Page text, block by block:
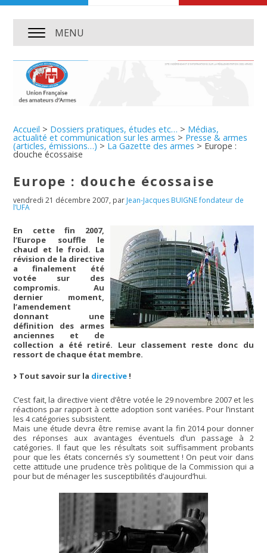
MENU
Accueil > Dossiers pratiques, études etc… > Médias,
actualité et communication sur les armes > Presse & armes
(articles, émissions…) > La Gazette des armes > Europe :
douche écossaise
Europe : douche écossaise
vendredi 21 décembre 2007, par Jean-Jacques BUIGNE fondateur de
l’UFA
En cette fin 2007,
l’Europe souffle le
chaud et le froid. La
révision de la directive
a finalement été
votée sur des
compromis. Au
dernier moment,
l’amendement
donnant une
définition des armes
anciennes et de
collection a été retiré. Leur classement reste donc du
ressort de chaque état membre.
Tout savoir sur la directive !
C’est fait, la directive vient d’être votée le 29 novembre 2007 et les
réactions par rapport à cette adoption sont variées. Pour l’instant
les 4 catégories subsistent.
Mais une étude devra être remise avant la fin 2014 pour donner
des réponses aux avantages éventuels d’un passage à 2
catégories. Il faut que les résultats soit suffisamment probants
pour que les états concernés s’y soumettent ! On peut voir dans
cette attitude une prudence très politique de la Commission qui a
pour but de ménager les susceptibilités d’aujourd’hui.